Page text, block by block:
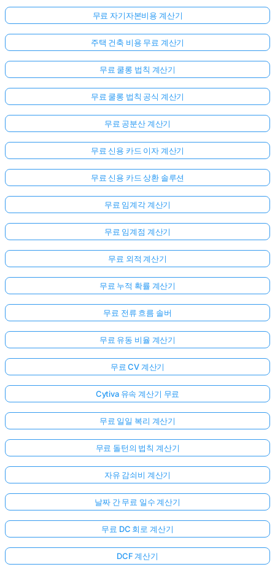
무료 자기자본비용 계산기
주택 건축 비용 무료 계산기
무료 쿨롱 법칙 계산기
무료 쿨롱 법칙 공식 계산기
무료 공분산 계산기
무료 신용 카드 이자 계산기
무료 신용 카드 상환 솔루션
무료 임계각 계산기
무료 임계점 계산기
무료 외적 계산기
무료 누적 확률 계산기
무료 전류 흐름 솔버
무료 유동 비율 계산기
무료 CV 계산기
Cytiva 유속 계산기 무료
무료 일일 복리 계산기
무료 돌턴의 법칙 계산기
자유 감쇠비 계산기
날짜 간 무료 일수 계산기
무료 DC 회로 계산기
DCF 계산기